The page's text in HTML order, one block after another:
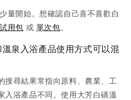
量開始。想確認自己喜不喜歡白
試用包 或 單次包。
泉入浴產品使用方式可以混
搜尋結果常指向原料、農業、工
入浴產品不同。使用大芳白磺溫